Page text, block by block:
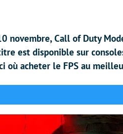
novembre, Call of Duty
est disponible sur
où acheter le FPS au